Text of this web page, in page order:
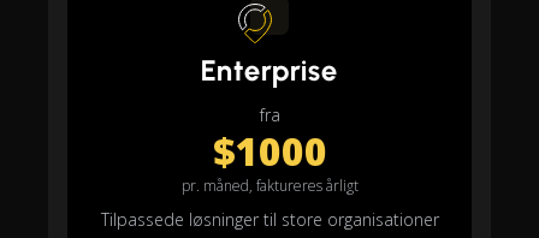
Enterprise
fra
$1000
pr. måned, faktureres årligt
Tilpassede løsninger til store organisationer